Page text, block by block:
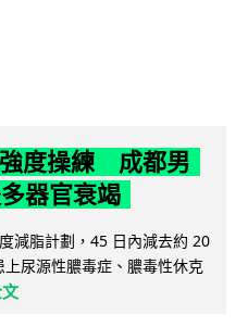
度操練 成都男
器官衰竭
減脂計劃，45 日內減去約 20
尿源性膿毒症、膿毒性休克